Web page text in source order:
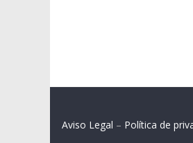
Aviso Legal – Política de